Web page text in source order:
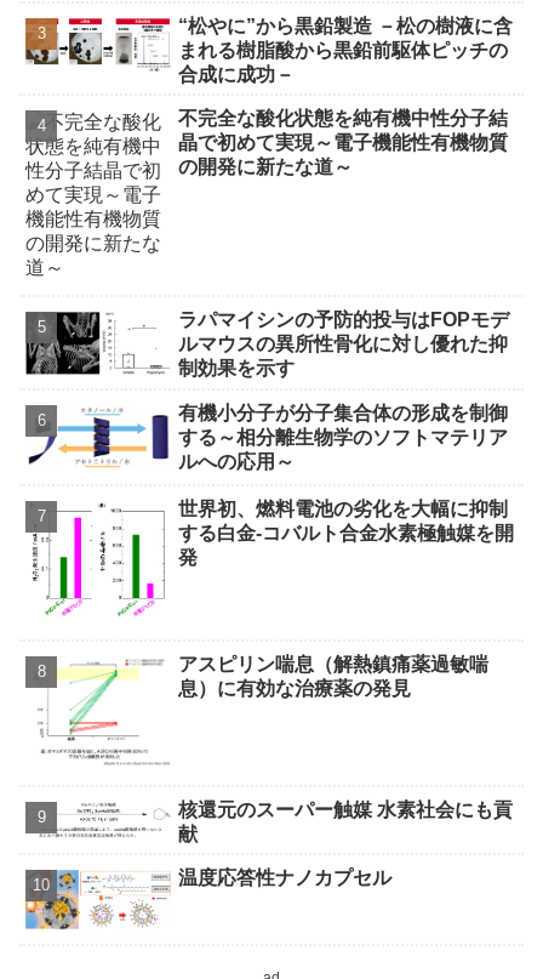
“松やに”から黒鉛製造 －松の樹液に含
まれる樹脂酸から黒鉛前駆体ピッチの
合成に成功－
不完全な酸化状態を純有機中性分子結
晶で初めて実現～電子機能性有機物質
の開発に新たな道～
ラパマイシンの予防的投与はFOPモデ
ルマウスの異所性骨化に対し優れた抑
制効果を示す
有機小分子が分子集合体の形成を制御
する～相分離生物学のソフトマテリア
ルへの応用～
世界初、燃料電池の劣化を大幅に抑制
する白金‐コバルト合金水素極触媒を開
発
アスピリン喘息（解熱鎮痛薬過敏喘
息）に有効な治療薬の発見
核還元のスーパー触媒 水素社会にも貢
献
温度応答性ナノカプセル